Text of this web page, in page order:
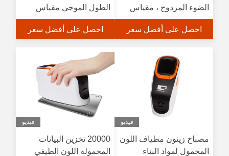
الضوء المزدوج ، مقياس
الطيف الضوئي الفوقي
لمطابقة لون النسيج
احصل على أفضل سعر
الطول الموجي مقياس
الطيف الضوئي الفوقي
لمطابقة لون النسيج
احصل على أفضل سعر
فيديو
مصباح زينون مطياف اللون
المحمول لمواد البناء
فيديو
20000 تخزين البيانات
المحمولة اللون الطيفي